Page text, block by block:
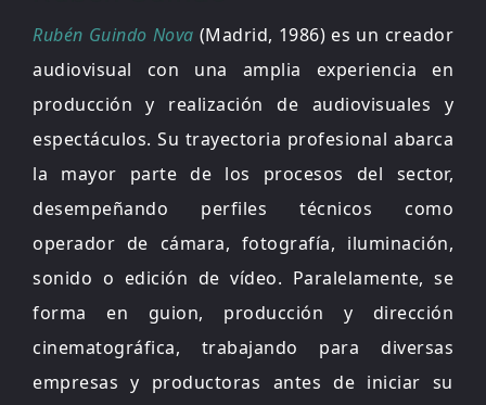
Rubén Guindo Nova (Madrid, 1986) es un creador
audiovisual con una amplia experiencia en
producción y realización de audiovisuales y
espectáculos. Su trayectoria profesional abarca
la mayor parte de los procesos del sector,
desempeñando perfiles técnicos como
operador de cámara, fotografía, iluminación,
sonido o edición de vídeo. Paralelamente, se
forma en guion, producción y dirección
cinematográfica, trabajando para diversas
empresas y productoras antes de iniciar su